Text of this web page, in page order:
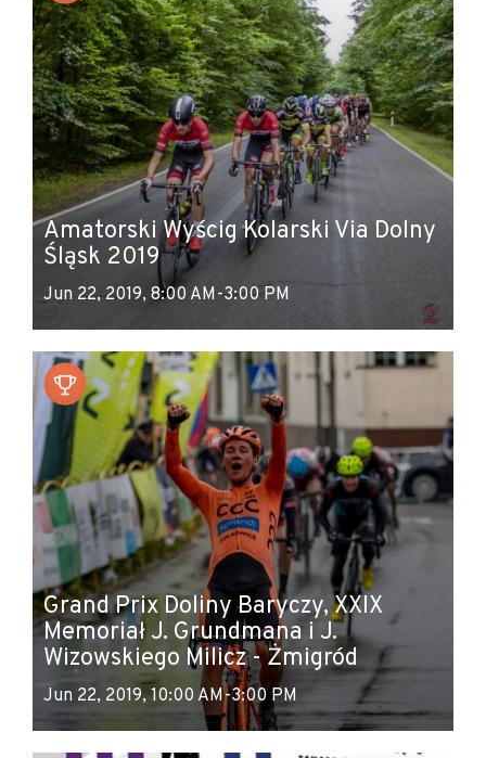
Amatorski Wyścig Kolarski Via Dolny
Śląsk 2019
Jun 22, 2019, 8:00 AM-3:00 PM
Grand Prix Doliny Baryczy, XXIX
Memoriał J. Grundmana i J.
Wizowskiego Milicz - Żmigród
Jun 22, 2019, 10:00 AM-3:00 PM